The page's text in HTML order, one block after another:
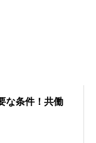
な条件！共働